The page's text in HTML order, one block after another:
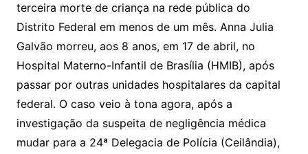
terceira morte de criança na rede pública do
Distrito Federal em menos de um mês. Anna Julia
Galvão morreu, aos 8 anos, em 17 de abril, no
Hospital Materno-Infantil de Brasília (HMIB), após
passar por outras unidades hospitalares da capital
federal. O caso veio à tona agora, após a
investigação da suspeita de negligência médica
mudar para a 24ª Delegacia de Polícia (Ceilândia),